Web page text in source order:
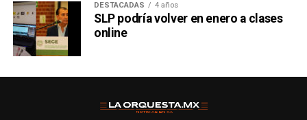
DESTACADAS 4 años
SLP podría volver en enero a clases
online